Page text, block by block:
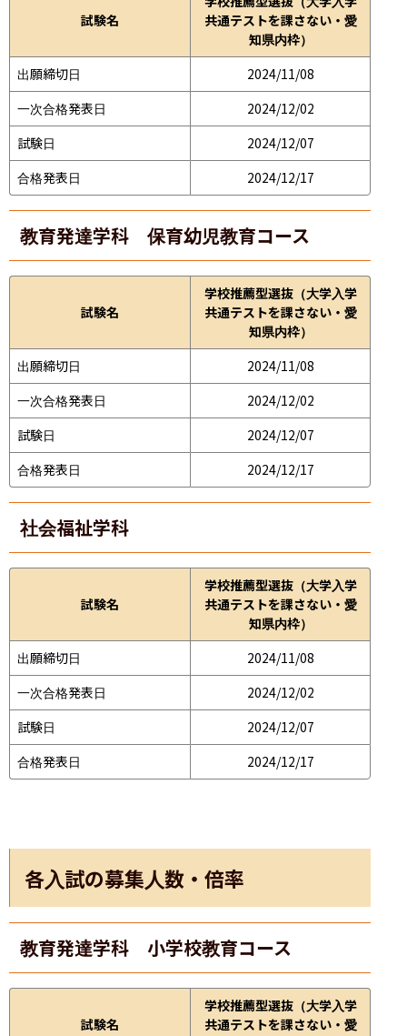
試験名
共通テストを課さない・愛
知県内枠）
出願締切日
2024/11/08
一次合格発表日
2024/12/02
試験日
2024/12/07
合格発表日
2024/12/17
教育発達学科 保育幼児教育コース
試験名
学校推薦型選抜（大学入学
共通テストを課さない・愛
知県内枠）
出願締切日
2024/11/08
一次合格発表日
2024/12/02
試験日
2024/12/07
合格発表日
2024/12/17
社会福祉学科
試験名
学校推薦型選抜（大学入学
共通テストを課さない・愛
知県内枠）
出願締切日
2024/11/08
一次合格発表日
2024/12/02
試験日
2024/12/07
合格発表日
2024/12/17
各入試の募集人数・倍率
教育発達学科 小学校教育コース
試験名
学校推薦型選抜（大学入学
共通テストを課さない・愛